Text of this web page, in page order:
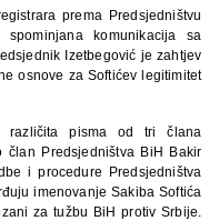
prema Predsjedništvu
komunikacija sa
Izetbegović je zahtjev
osnove za Softićev legitimitet
pisma od tri člana
Predsjedništva BiH Bakir
i procedure Predsjedništva
imenovanje Sakiba Softića
za tužbu BiH protiv Srbije.